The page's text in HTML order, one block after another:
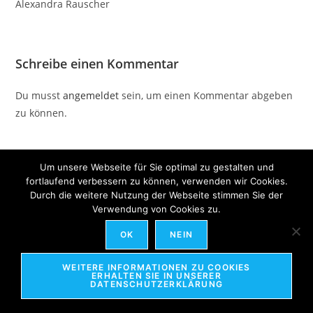
Alexandra Rauscher
Schreibe einen Kommentar
Du musstangemeldet sein, um einen Kommentar abgeben
zu können.
2025 - Copyright liegt bei Alexandra Rauscher
Um unsere Webseite für Sie optimal zu gestalten und
fortlaufend verbessern zu können, verwenden wir Cookies.
Durch die weitere Nutzung der Webseite stimmen Sie der
Verwendung von Cookies zu.
OK NEIN
WEITERE INFORMATIONEN ZU COOKIES
ERHALTEN SIE IN UNSERER
DATENSCHUTZERKLÄRUNG